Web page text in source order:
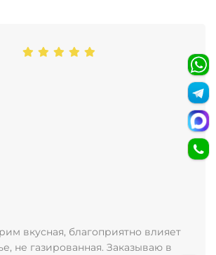
вкусная, благоприятно влияет
не газированная. Заказываю в